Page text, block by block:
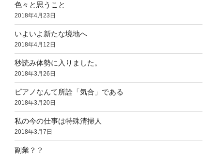
色々と思うこと
2018年4月23日
いよいよ新たな境地へ
2018年4月12日
秒読み体勢に入りました。
2018年3月26日
ピアノなんて所詮「気合」である
2018年3月20日
私の今の仕事は特殊清掃人
2018年3月7日
副業？？